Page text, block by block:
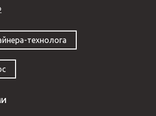
технолога